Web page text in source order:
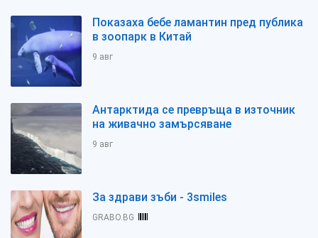
Показаха бебе ламантин пред публика
в зоопарк в Китай
9 авг
Антарктида се превръща в източник
на живачно замърсяване
9 авг
За здрави зъби - 3smiles
GRABO.BG